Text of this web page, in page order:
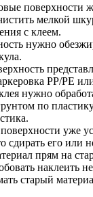
поверхности
мелкой
с клеем.
нужно
PP/PE
нужно
по
уже
сдирать его
прям на
наклеить
старый